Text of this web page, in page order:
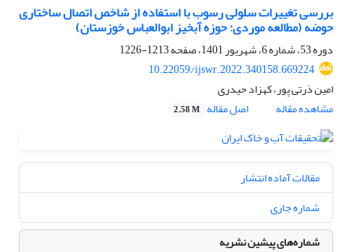
بررسی تغییرات سلولی رسوب با استفاده از شاخص اتصال ساختاری
حوضه (مطالعه موردی: حوزه آبخیز ابوالعباس خوزستان)
دوره 53، شماره 6، شهریور 1401، صفحه
1213-1226
10.22059/ijswr.2022.340158.669224
امین ذرتی پور، کهزاد حیدری
مشاهده مقاله
اصل مقاله 2.58 M
مقالات آماده انتشار
شماره جاری
شماره‌های پیشین نشریه